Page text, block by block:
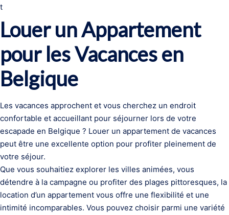
t
Louer un Appartement
pour les Vacances en
Belgique
Les vacances approchent et vous cherchez un endroit
confortable et accueillant pour séjourner lors de votre
escapade en Belgique ? Louer un appartement de vacances
peut être une excellente option pour profiter pleinement de
votre séjour.
Que vous souhaitiez explorer les villes animées, vous
détendre à la campagne ou profiter des plages pittoresques, la
location d’un appartement vous offre une flexibilité et une
intimité incomparables. Vous pouvez choisir parmi une variété